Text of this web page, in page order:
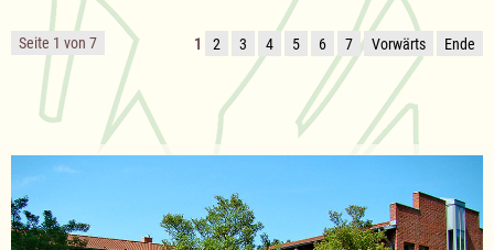
Seite 1 von 7 1 2 3 4 5 6 7 Vorwärts Ende